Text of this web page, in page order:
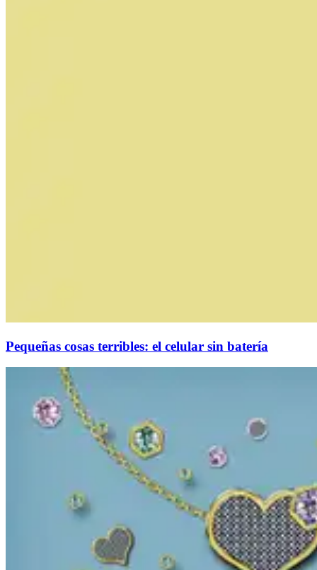
Pequeñas cosas terribles: el celular sin batería